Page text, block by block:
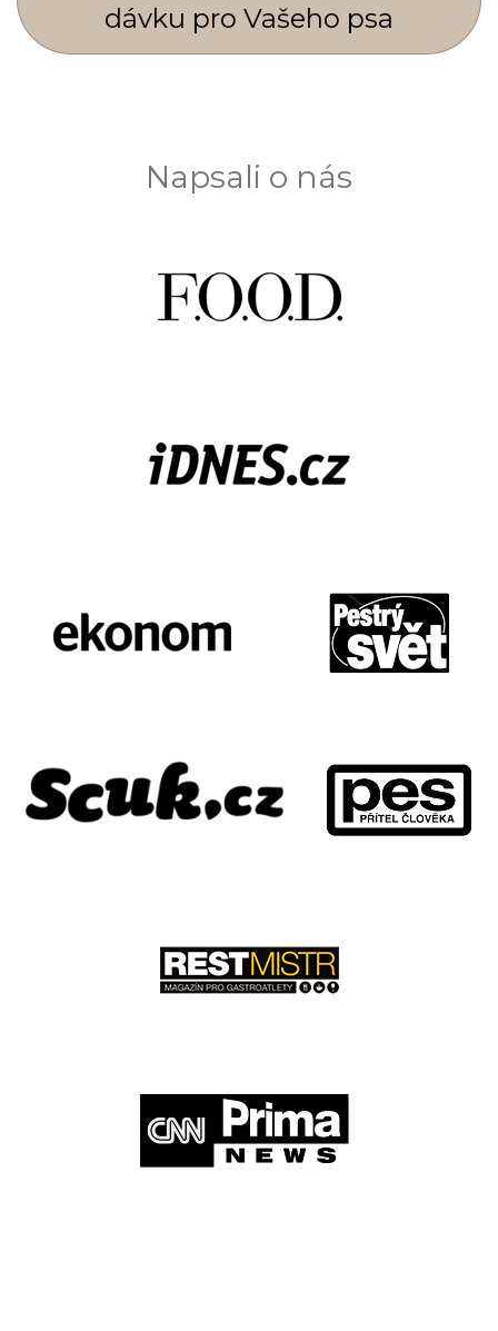
dávku pro Vašeho psa
Napsali o nás